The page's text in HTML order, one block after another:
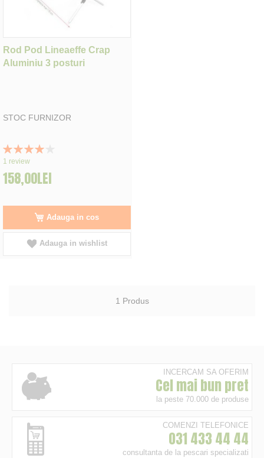
Rod Pod Lineaeffe Crap
Aluminiu 3 posturi
STOC FURNIZOR
Rating:
80%
1 review
158,00LEI
Adauga in cos
Adauga in wishlist
1 Produs
INCERCAM SA OFERIM
Cel mai bun pret
la peste 70.000 de produse
COMENZI TELEFONICE
031 433 44 44
consultanta de la pescari specializati